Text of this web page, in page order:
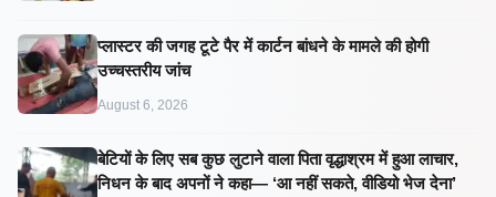
प्लास्टर की जगह टूटे पैर में कार्टन बांधने के मामले की होगी
उच्चस्तरीय जांच
August 6, 2026
बेटियों के लिए सब कुछ लुटाने वाला पिता वृद्धाश्रम में हुआ लाचार,
निधन के बाद अपनों ने कहा— ‘आ नहीं सकते, वीडियो भेज देना’